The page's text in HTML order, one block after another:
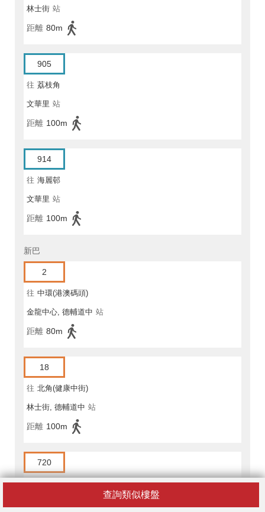
查詢類似樓盤
林士街 站
距離 80m
905
往 荔枝角
文華里 站
距離 100m
914
往 海麗邨
文華里 站
距離 100m
新巴
2
往 中環(港澳碼頭)
金龍中心, 德輔道中 站
距離 80m
18
往 北角(健康中街)
林士街, 德輔道中 站
距離 100m
720
往 西灣河(嘉亨灣)公共交通總站